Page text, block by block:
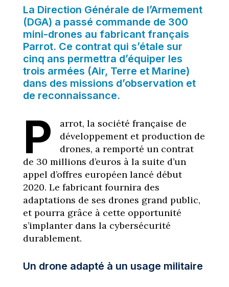
La Direction Générale de l’Armement
(DGA) a passé commande de 300
mini-drones au fabricant français
Parrot. Ce contrat qui s’étale sur
cinq ans permettra d’équiper les
trois armées (Air, Terre et Marine)
dans des missions d’observation et
de reconnaissance.
P
arrot, la société française de
développement et production de
drones, a remporté un contrat
de 30 millions d’euros à la suite d’un
appel d’offres européen lancé début
2020. Le fabricant fournira des
adaptations de ses drones grand public,
et pourra grâce à cette opportunité
s’implanter dans la cybersécurité
durablement.
Un drone adapté à un usage militaire